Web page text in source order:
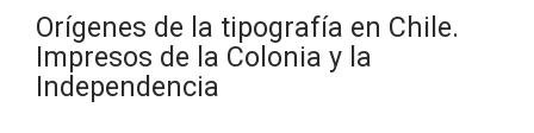
Orígenes de la tipografía en Chile.
Impresos de la Colonia y la
Independencia